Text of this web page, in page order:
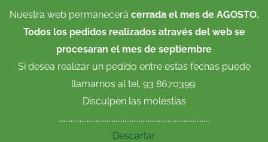
Nuestra web permanecerá cerrada el mes de AGOSTO.
Todos los pedidos realizados através del web se
procesaran el mes de septiembre
Si desea realizar un pedido entre estas fechas puede
llamarnos al tel. 93 8670399.
Disculpen las molestias
.....................................................................................
Descartar